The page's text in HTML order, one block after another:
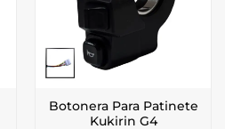
Botonera Para Patinete
Kukirin G4